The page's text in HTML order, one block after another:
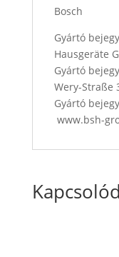
Bosch
Gyártó
Hausgeräte
Gyártó
Wery-Straße
Gyártó
www.bsh-